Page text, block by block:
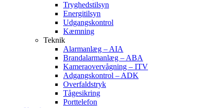
Tryghedstilsyn
Energitilsyn
Udgangskontrol
Kæmning
Teknik
Alarmanlæg – AIA
Brandalarmanlæg – ABA
Kameraovervågning – ITV
Adgangskontrol – ADK
Overfaldstryk
Tågesikring
Porttelefon